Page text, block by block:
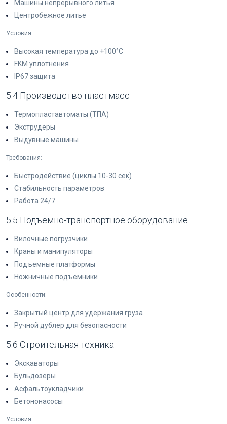
Машины непрерывного литья
Центробежное литье
Условия:
Высокая температура до +100°C
FKM уплотнения
IP67 защита
5.4 Производство пластмасс
Термопластавтоматы (ТПА)
Экструдеры
Выдувные машины
Требования:
Быстродействие (циклы 10-30 сек)
Стабильность параметров
Работа 24/7
5.5 Подъемно-транспортное оборудование
Вилочные погрузчики
Краны и манипуляторы
Подъемные платформы
Ножничные подъемники
Особенности:
Закрытый центр для удержания груза
Ручной дублер для безопасности
5.6 Строительная техника
Экскаваторы
Бульдозеры
Асфальтоукладчики
Бетононасосы
Условия: